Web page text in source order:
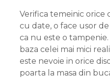
Verifica temeinic orice
cu date, o face usor
ca nu este o
baza celei mai mici
este nevoie in orice
poarta la masa din